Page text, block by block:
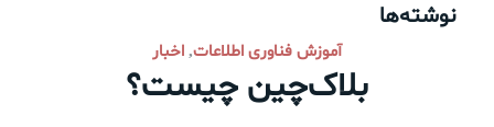
نوشته‌ها
آموزش فناوری اطلاعات, اخبار
بلاک‌‌چین چیست؟